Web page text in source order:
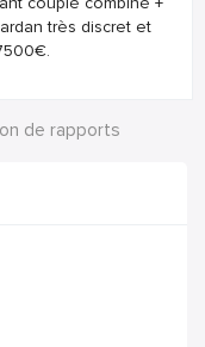
très discret et
de rapports